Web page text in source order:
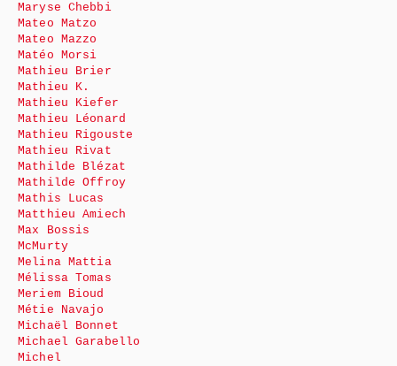
Maryse Chebbi
Mateo Matzo
Mateo Mazzo
Matéo Morsi
Mathieu Brier
Mathieu K.
Mathieu Kiefer
Mathieu Léonard
Mathieu Rigouste
Mathieu Rivat
Mathilde Blézat
Mathilde Offroy
Mathis Lucas
Matthieu Amiech
Max Bossis
McMurty
Melina Mattia
Mélissa Tomas
Meriem Bioud
Métie Navajo
Michaël Bonnet
Michael Garabello
Michel